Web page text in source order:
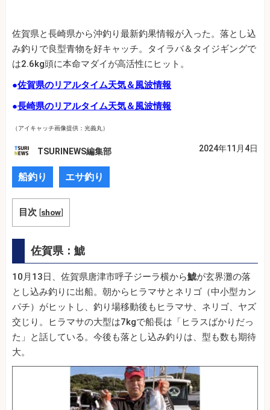
佐賀県と長崎県から沖釣り最新釣果情報が入った。落とし込
み釣りで良型青物を好キャッチ。タイラバ＆タイジギングで
は2.6kg頭に本命マダイが高活性にヒット。
●佐賀県のリアルタイム天気＆風波情報
●長崎県のリアルタイム天気＆風波情報
（アイキャッチ画像提供：光義丸）
TSURINEWS編集部 2024年11月4日
船釣り エサ釣り
目次 [show]
佐賀県：鯱
10月13日、佐賀県唐津市呼子ジーラ横から鯱が玄界灘の落
とし込み釣りに出船。朝からヒラマサとネリゴ（中小型カン
パチ）がヒットし、釣り場移動後もヒラマサ、ネリゴ、ヤズ
交じり。ヒラマサの大型は7kgで船長は「ヒラスばかりだっ
た」と話している。今後も落とし込み釣りは、型も数も期待
大。